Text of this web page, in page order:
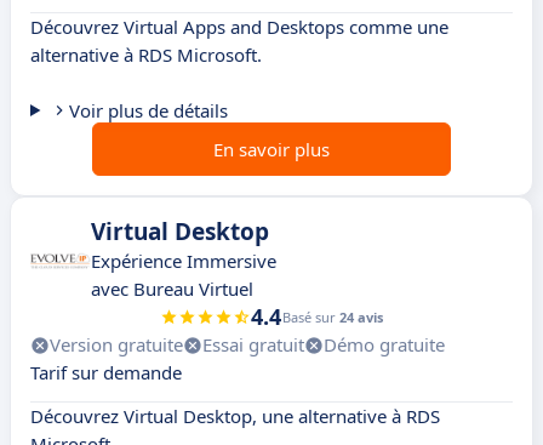
Découvrez Virtual Apps and Desktops comme une
alternative à RDS Microsoft.
Voir plus de détails
En savoir plus
Virtual Desktop
Expérience Immersive
avec Bureau Virtuel
4.4Basé sur 24 avis
Version gratuite Essai gratuit
Démo gratuite
Tarif sur demande
Découvrez Virtual Desktop, une alternative à RDS